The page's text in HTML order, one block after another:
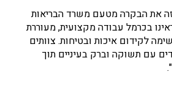
את הבקרה מטעם משרד הבריאות
בכרמל עבודה מקצועית, מעוררת
לקידום איכות ובטיחות. צוותים
עם תשוקה וברק בעיניים תוך